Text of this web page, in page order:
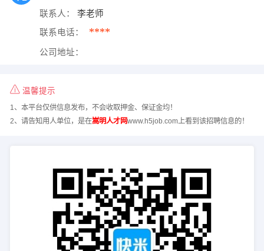
联系人： 李老师
联系电话： ****
公司地址：
温馨提示
1、本平台仅供信息发布，不会收取押金、保证金均！
2、请告知用人单位，是在嵩明人才网www.h5job.com上看到该招聘信息的！